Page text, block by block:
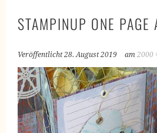
STAMPINUP ONE PAGE
Veröffentlicht28. August 2019 am2000